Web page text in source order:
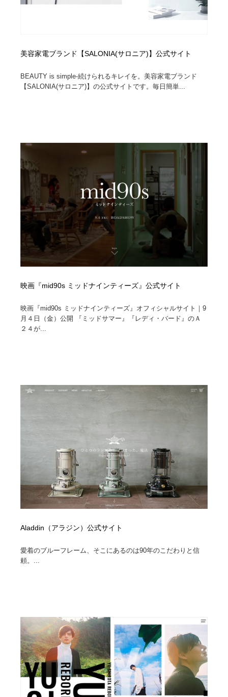
美容家電ブランド【SALONIA(サロニア)】公式サイト
BEAUTY is simple-続けられるキレイを。美容家電ブランド
【SALONIA(サロニア)】の公式サイトです。毎日簡単...
映画『mid90s ミッドナインティーズ』公式サイト
映画『mid90s ミッドナインティーズ』オフィシャルサイト｜9
月４日（金）公開 『ミッドサマー』『レディ・バード』のＡ
２４が...
Aladdin（アラジン）公式サイト
愛着のブルーフレーム、そこにあるのは90年のこだわりと信
頼。...